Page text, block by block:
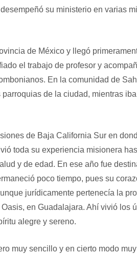
su ministerio en varias
de México y llegó
el trabajo de profesor y
En la comunidad de
de la ciudad, mientras
de Baja California Sur en
toda su experiencia misionera
y de edad. En ese año fue
poco tiempo, pues su
jurídicamente pertenecía la
en Guadalajara. Ahí vivió los
alegre y sereno.
muy sencillo y en cierto modo